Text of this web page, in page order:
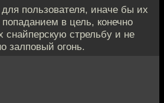
пользователя, иначе бы их
в цель, конечно
снайперскую стрельбу и не
залповый огонь.